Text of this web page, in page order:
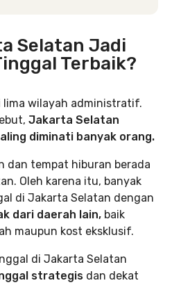
Selatan Jadi
Terbaik?
wilayah administratif.
Jakarta Selatan
diminati banyak orang.
dan tempat hiburan berada
Oleh karena itu, banyak
di Jakarta Selatan dengan
dari daerah lain, baik
maupun kost eksklusif.
di Jakarta Selatan
strategis dan dekat